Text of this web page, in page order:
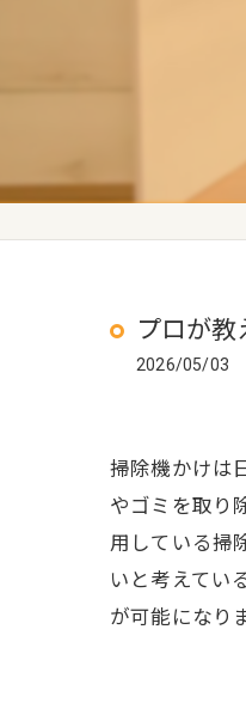
プロが教
2026/05/03
掃除機かけは
やゴミを取り
用している掃
いと考えてい
が可能になり